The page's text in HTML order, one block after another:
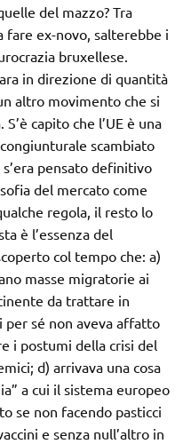
del mazzo? Tra
fare ex-novo, salterebbe i
bruxellese.
in direzione di quantità
altro movimento che si
capito che l’UE è una
scambiato
pensato definitivo
del mercato come
regola, il resto lo
è l’essenza del
col tempo che: a)
masse migratorie ai
da trattare in
per sé non aveva affatto
i postumi della crisi del
d) arrivava una cosa
a cui il sistema europeo
se non facendo pasticci
e senza null’altro in